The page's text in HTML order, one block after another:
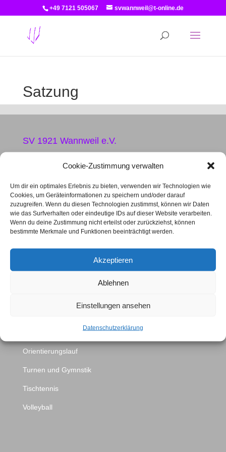
Cookie-Zustimmung verwalten
Um dir ein optimales Erlebnis zu bieten, verwenden wir Technologien wie
Cookies, um Geräteinformationen zu speichern und/oder darauf
zuzugreifen. Wenn du diesen Technologien zustimmst, können wir Daten
wie das Surfverhalten oder eindeutige IDs auf dieser Website verarbeiten.
Wenn du deine Zustimmung nicht erteilst oder zurückziehst, können
bestimmte Merkmale und Funktionen beeinträchtigt werden.
Akzeptieren
Ablehnen
Einstellungen ansehen
Datenschutzerklärung
+49 7121 505067 svwannweil@t-online.de
Satzung
SV 1921 Wannweil e.V.
72827 Wannweil
svwannweil@t-online.de
Öffnungszeiten der Geschäftsstelle
Tel.: 07121 505067
Orientierungslauf
Turnen und Gymnstik
Tischtennis
Volleyball